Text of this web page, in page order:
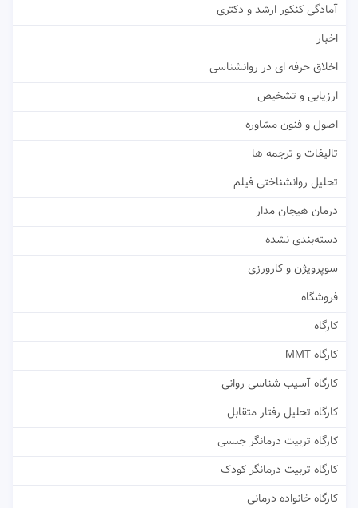
آمادگی کنکور ارشد و دکتری
اخبار
اخلاق حرفه ای در روانشناسی
ارزیابی و تشخیص
اصول و فنون مشاوره
تالیفات و ترجمه ها
تحلیل روانشناختی فیلم
درمان هیجان مدار
دسته‌بندی نشده
سوپرویژن و کارورزی
فروشگاه
کارگاه
کارگاه MMT
کارگاه آسیب شناسی روانی
کارگاه تحلیل رفتار متقابل
کارگاه تربیت درمانگر جنسی
کارگاه تربیت درمانگر کودک
کارگاه خانواده درمانی